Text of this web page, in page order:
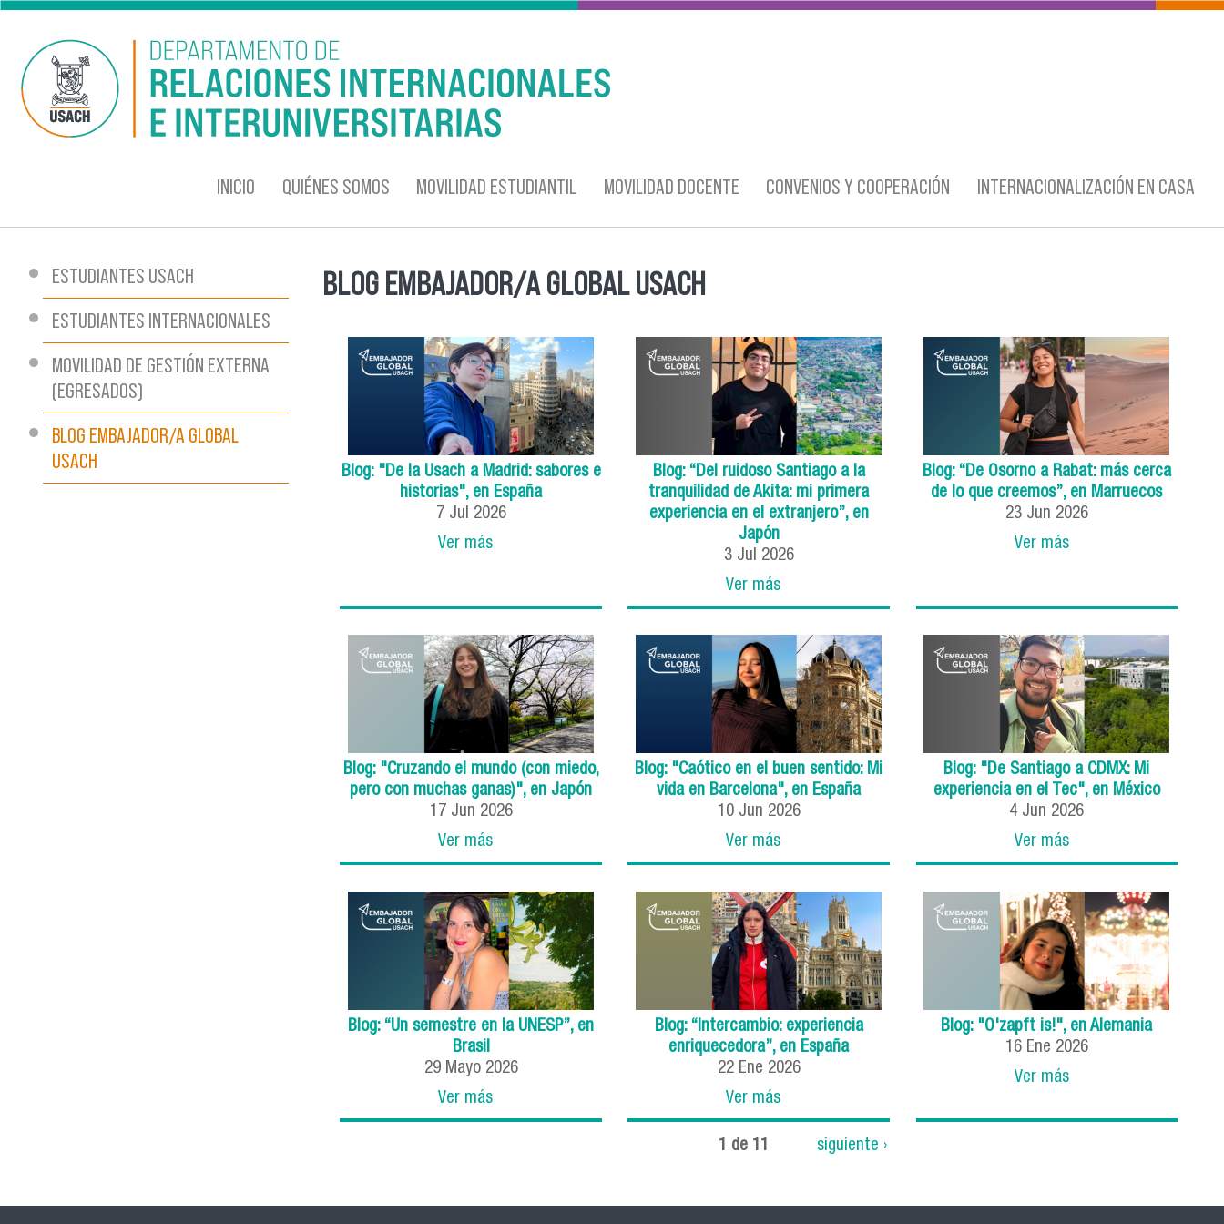
Pasar al contenido principal
INICIO QUIÉNES SOMOS MOVILIDAD ESTUDIANTIL MOVILIDAD DOCENTE CONVENIOS Y COOPERACIÓN INTERNACIONALIZACIÓN EN CASA
ESTUDIANTES USACH
ESTUDIANTES INTERNACIONALES
MOVILIDAD DE GESTIÓN EXTERNA
(EGRESADOS)
BLOG EMBAJADOR/A GLOBAL
USACH
Se encuentra usted aquí
BLOG EMBAJADOR/A GLOBAL USACH
Blog: "De la Usach a Madrid: sabores e
historias", en España
7 Jul 2026
Ver más
Blog: “Del ruidoso Santiago a la
tranquilidad de Akita: mi primera
experiencia en el extranjero”, en
Japón
3 Jul 2026
Ver más
Blog: “De Osorno a Rabat: más cerca
de lo que creemos”, en Marruecos
23 Jun 2026
Ver más
Blog: "Cruzando el mundo (con miedo,
pero con muchas ganas)", en Japón
17 Jun 2026
Ver más
Blog: "Caótico en el buen sentido: Mi
vida en Barcelona", en España
10 Jun 2026
Ver más
Blog: "De Santiago a CDMX: Mi
experiencia en el Tec", en México
4 Jun 2026
Ver más
Blog: “Un semestre en la UNESP”, en
Brasil
29 Mayo 2026
Ver más
Blog: “Intercambio: experiencia
enriquecedora”, en España
22 Ene 2026
Ver más
Blog: "O'zapft is!", en Alemania
16 Ene 2026
Ver más
1 de 11 siguiente ›